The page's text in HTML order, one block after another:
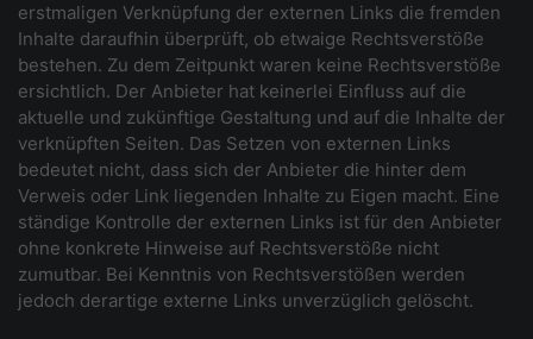
erstmaligen Verknüpfung der externen Links die fremden
Inhalte daraufhin überprüft, ob etwaige Rechtsverstöße
bestehen. Zu dem Zeitpunkt waren keine Rechtsverstöße
ersichtlich. Der Anbieter hat keinerlei Einfluss auf die
aktuelle und zukünftige Gestaltung und auf die Inhalte der
verknüpften Seiten. Das Setzen von externen Links
bedeutet nicht, dass sich der Anbieter die hinter dem
Verweis oder Link liegenden Inhalte zu Eigen macht. Eine
ständige Kontrolle der externen Links ist für den Anbieter
ohne konkrete Hinweise auf Rechtsverstöße nicht
zumutbar. Bei Kenntnis von Rechtsverstößen werden
jedoch derartige externe Links unverzüglich gelöscht.